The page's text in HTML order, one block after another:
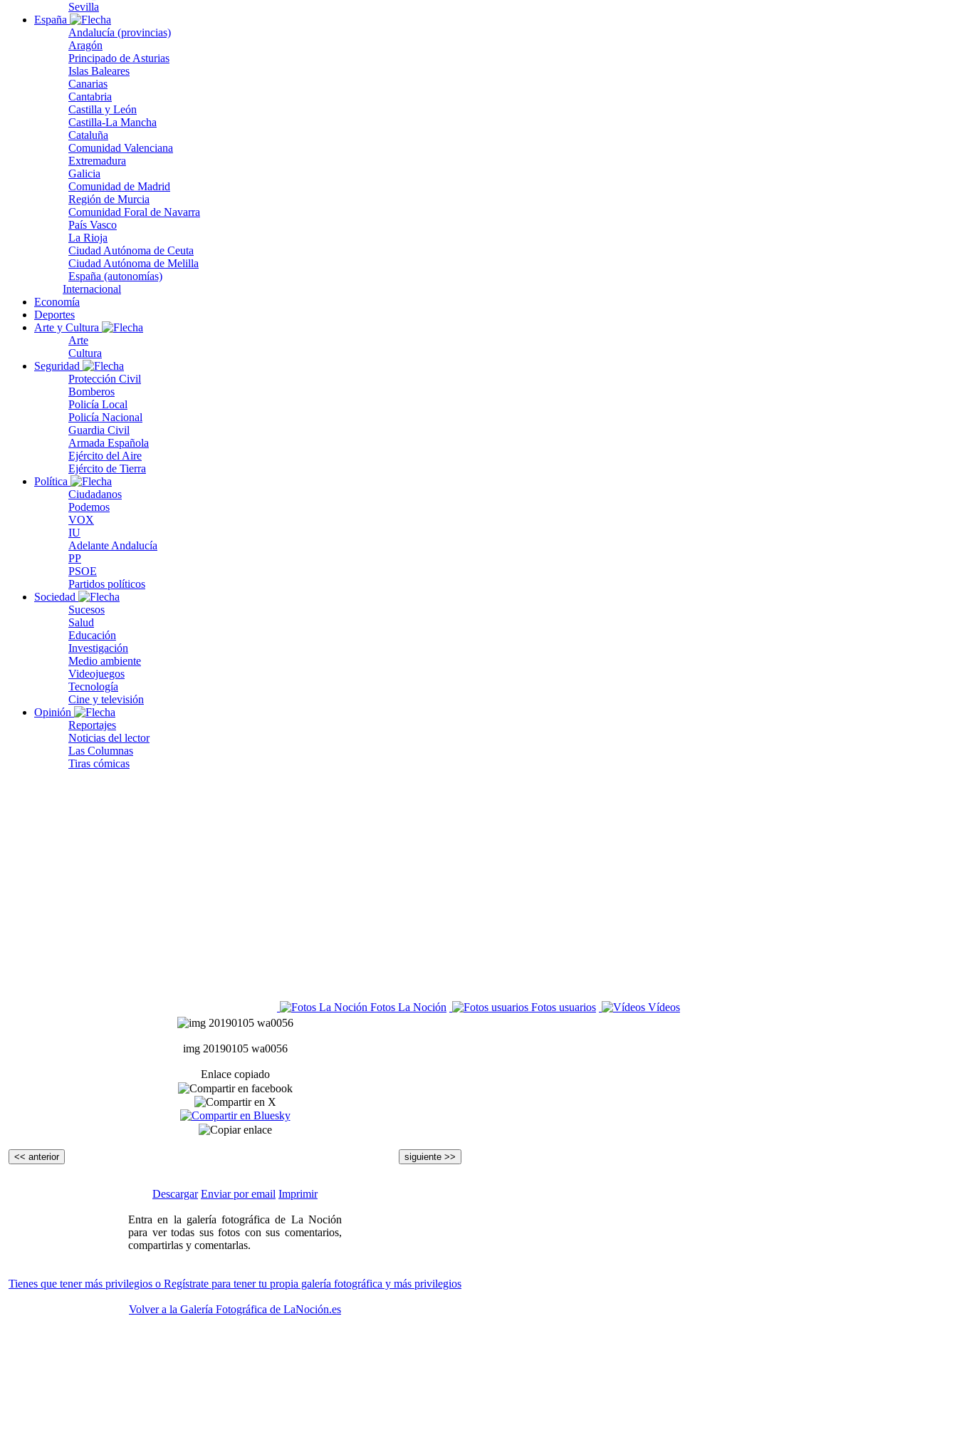
Sevilla
España
Andalucía (provincias)
Aragón
Principado de Asturias
Islas Baleares
Canarias
Cantabria
Castilla y León
Castilla-La Mancha
Cataluña
Comunidad Valenciana
Extremadura
Galicia
Comunidad de Madrid
Región de Murcia
Comunidad Foral de Navarra
País Vasco
La Rioja
Ciudad Autónoma de Ceuta
Ciudad Autónoma de Melilla
España (autonomías)
Internacional
Economía
Deportes
Arte y Cultura
Arte
Cultura
Seguridad
Protección Civil
Bomberos
Policía Local
Policía Nacional
Guardia Civil
Armada Española
Ejército del Aire
Ejército de Tierra
Política
Ciudadanos
Podemos
VOX
IU
Adelante Andalucía
PP
PSOE
Partidos políticos
Sociedad
Sucesos
Salud
Educación
Investigación
Medio ambiente
Videojuegos
Tecnología
Cine y televisión
Opinión
Reportajes
Noticias del lector
Las Columnas
Tiras cómicas
Fotos La Noción Fotos usuarios Vídeos
img 20190105 wa0056
Enlace copiado
<< anterior siguiente >>
Descargar Enviar por email Imprimir
Entra en la galería fotográfica de La Noción
para ver todas sus fotos con sus comentarios,
compartirlas y comentarlas.
Tienes que tener más privilegios o Regístrate para tener tu propia galería fotográfica y más privilegios
Volver a la Galería Fotográfica de LaNoción.es